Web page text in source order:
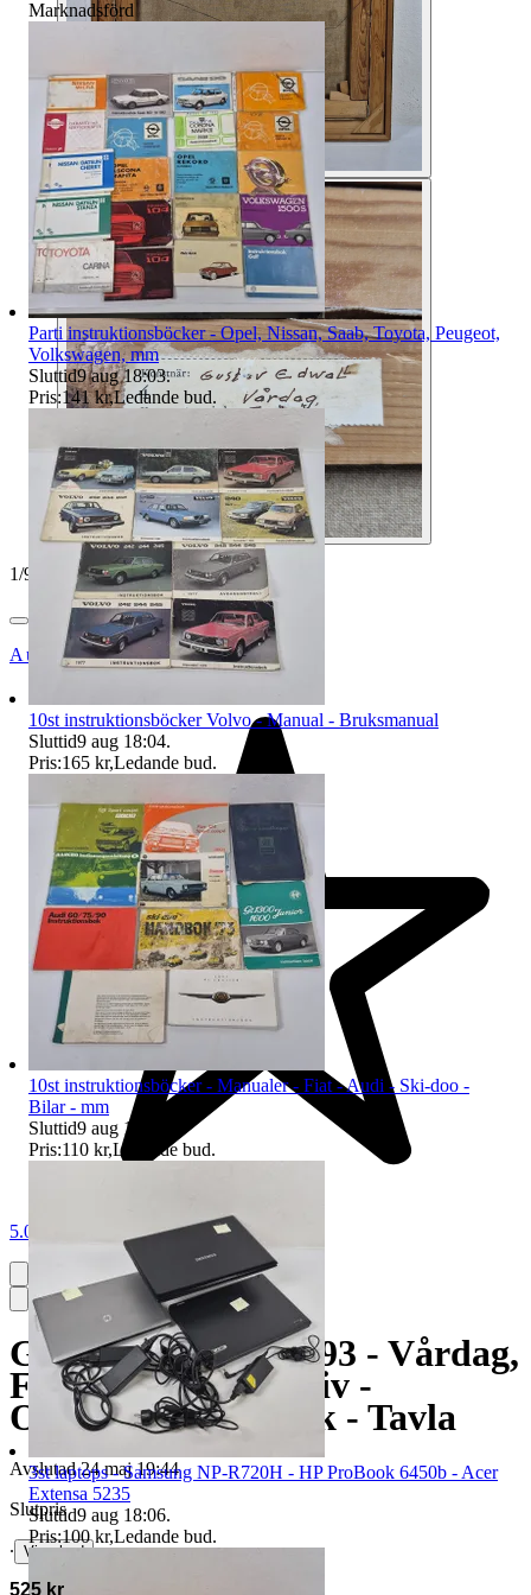
1/9
Auktionsbyra
5.0
Gustav Edwall - 1993 - Vårdag,
Frösön - Gårdsmotiv -
Oljemålning på duk - Tavla
Avslutad 24 maj 19:44
Slutpris
∙ Visa bud
525 kr
Marknadsförd
Parti instruktionsböcker - Opel, Nissan, Saab, Toyota, Peugeot,
Volkswagen, mm
Sluttid9 aug 18:03.
Pris:141 kr,Ledande bud.
10st instruktionsböcker Volvo - Manual - Bruksmanual
Sluttid9 aug 18:04.
Pris:165 kr,Ledande bud.
10st instruktionsböcker - Manualer - Fiat - Audi - Ski-doo -
Bilar - mm
Sluttid9 aug 18:05
Pris:110 kr,Ledande bud.
3st laptops - Samsung NP-R720H - HP ProBook 6450b - Acer
Extensa 5235
Sluttid9 aug 18:06.
Pris:100 kr,Ledande bud.